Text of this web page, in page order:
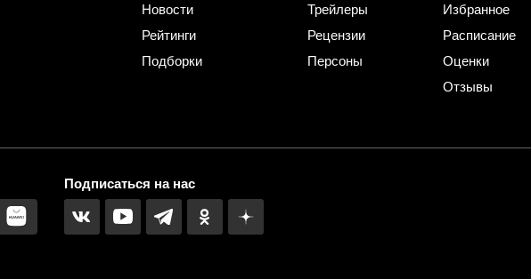
Новости
Рейтинги
Подборки
Трейлеры
Рецензии
Персоны
Избранное
Расписание
Оценки
Отзывы
Подписаться на нас